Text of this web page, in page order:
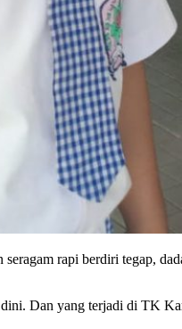
rapi berdiri tegap,
Dan yang terjadi di TK